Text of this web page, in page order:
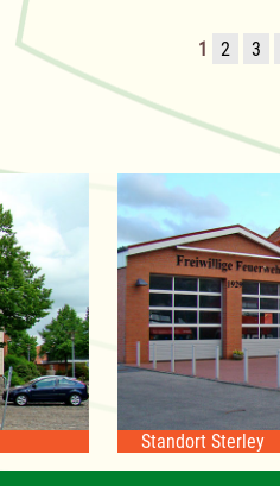
1 2 3
Standort Sterley